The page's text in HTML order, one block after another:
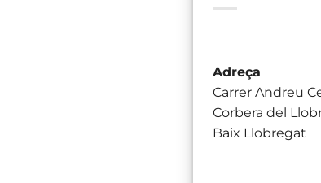
Adreça
Carrer Andreu
Corbera del
Baix Llobregat